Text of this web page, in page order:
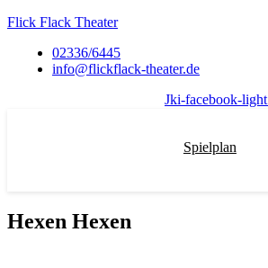
Flick Flack Theater
02336/6445
info@flickflack-theater.de
Jki-facebook-light
Spielplan
Hexen Hexen